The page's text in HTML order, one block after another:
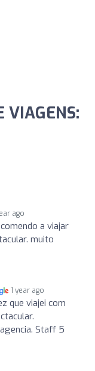
VIAGENS:
ago
a viajar
muito
1 year ago
que viajei com
Staff 5